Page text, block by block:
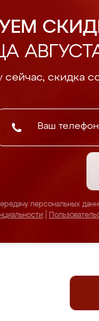
сейчас, скидка
персональных